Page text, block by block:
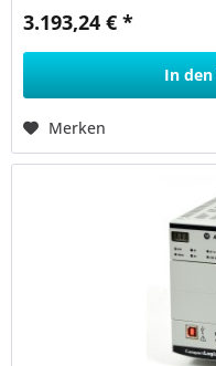
3.193,24 € *
In den
Merken